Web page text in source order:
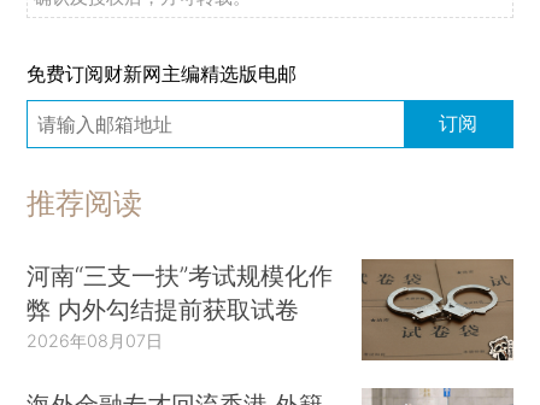
免费订阅财新网主编精选版电邮
订阅
推荐阅读
河南“三支一扶”考试规模化作
弊 内外勾结提前获取试卷
2026年08月07日